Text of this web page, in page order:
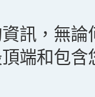
訊，無
端和包